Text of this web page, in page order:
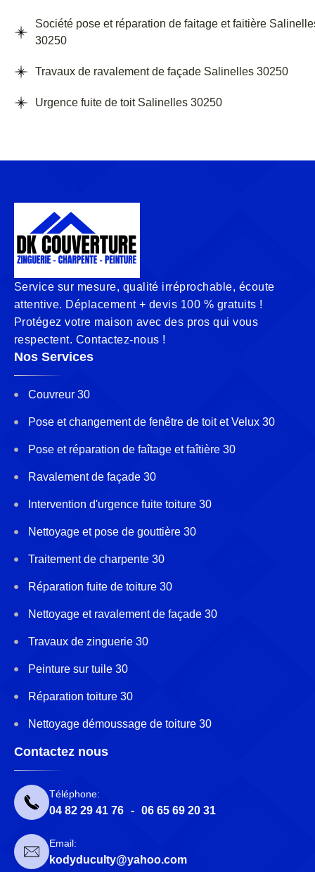
Société pose et réparation de faitage et faitière
30250
Travaux de ravalement de façade Salinelles 30250
Urgence fuite de toit Salinelles 30250
Service sur mesure, qualité irréprochable, écoute
attentive. Déplacement + devis 100 % gratuits !
Protégez votre maison avec des pros qui vous
respectent. Contactez-nous !
Nos Services
Couvreur 30
Pose et changement de fenêtre de toit et Velux 30
Pose et réparation de faîtage et faîtière 30
Ravalement de façade 30
Intervention d'urgence fuite toiture 30
Nettoyage et pose de gouttière 30
Traitement de charpente 30
Réparation fuite de toiture 30
Nettoyage et ravalement de façade 30
Travaux de zinguerie 30
Peinture sur tuile 30
Réparation toiture 30
Nettoyage démoussage de toiture 30
Contactez nous
Téléphone:
04 82 29 41 76 - 06 65 69 20 31
Email:
kodyduculty@yahoo.com